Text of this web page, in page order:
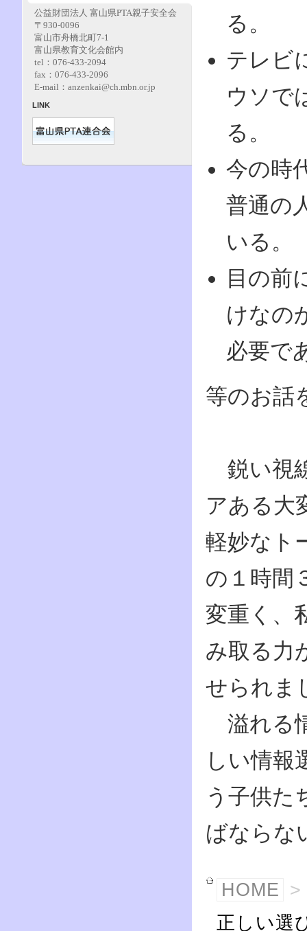
る。
テレビ
ウソで
る。
今の時
普通の
いる。
目の前
けなの
必要で
等のお話
鋭い視
アある大
軽妙なト
の１時間
変重く、
み取る力
せられま
溢れる
しい情報
う子供た
ばならな
HOME
正しい選
公益財団法人 富山県PTA親子安全会
〒930-0096
富山市舟橋北町7‐1
富山県教育文化会館内
tel：076-433-2094
fax：076-433-2096
E-mail：anzenkai@ch.mbn.or.jp
LINK